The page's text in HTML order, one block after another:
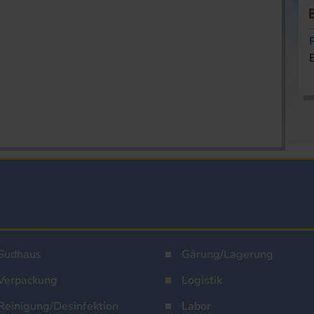
Gärung/Lagerung
Logistik
Desinfektion
Labor